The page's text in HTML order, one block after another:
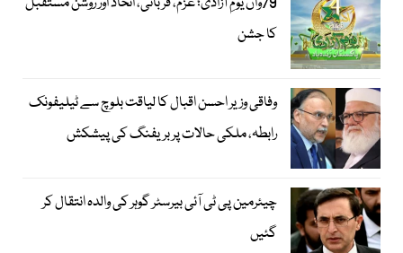
کا جشن
وفاقی وزیر احسن اقبال کا لیاقت بلوچ سے ٹیلیفونک
رابطہ، ملکی حالات پر بریفنگ کی پیشکش
چیئرمین پی ٹی آئی بیرسٹر گوہر کی والدہ انتقال کر
گئیں